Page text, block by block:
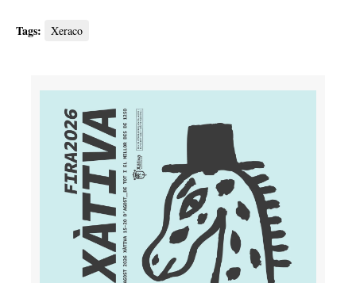
Tags: Xeraco